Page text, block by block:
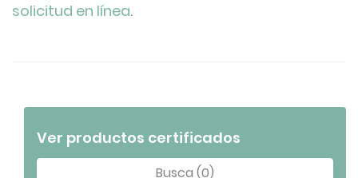
solicitud en línea.
Ver productos certificados
Busca (0)